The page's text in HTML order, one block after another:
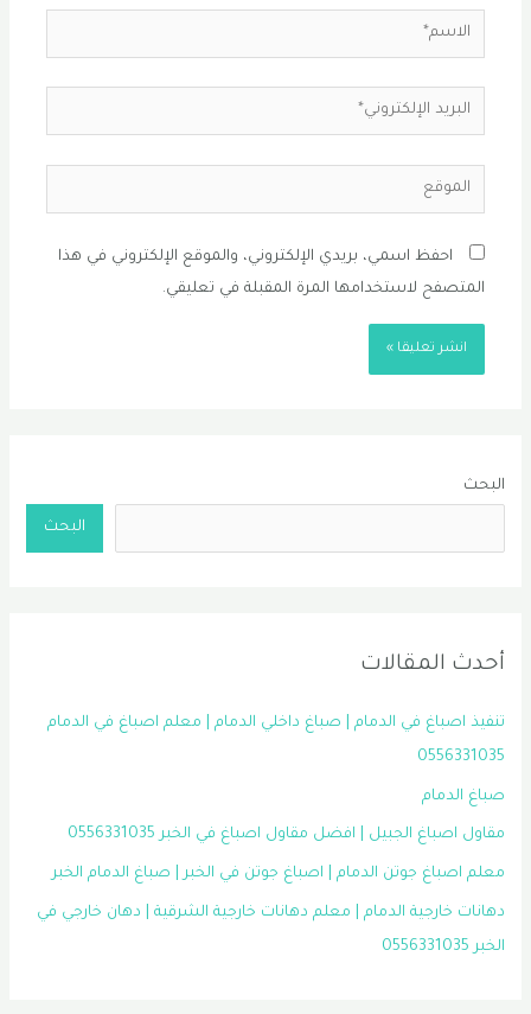
الاسم*
البريد
الإلكتروني*
الموقع
احفظ اسمي، بريدي الإلكتروني، والموقع الإلكتروني في هذا
المتصفح لاستخدامها المرة المقبلة في تعليقي.
البحث
البحث
أحدث المقالات
تنفيذ اصباغ في الدمام | صباغ داخلي الدمام | معلم اصباغ في الدمام
0556331035
صباغ الدمام
مقاول اصباغ الجبيل | افضل مقاول اصباغ في الخبر 0556331035
معلم اصباغ جوتن الدمام | اصباغ جوتن في الخبر | صباغ الدمام الخبر
دهانات خارجية الدمام | معلم دهانات خارجية الشرقية | دهان خارجي في
الخبر 0556331035